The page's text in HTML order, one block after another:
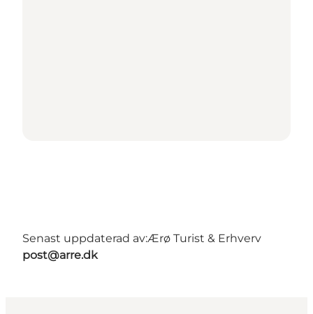
Senast uppdaterad av:Ærø Turist & Erhverv
post@arre.dk